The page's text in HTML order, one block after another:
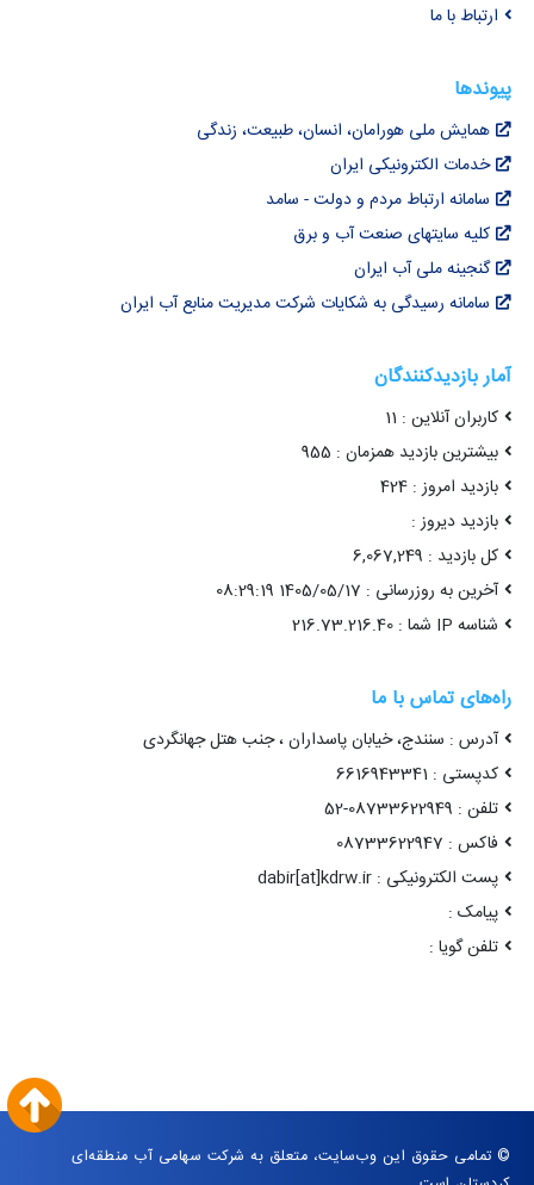
ارتباط با ما
پیوندها
همایش ملی هورامان، انسان، طبیعت، زندگی
خدمات الکترونیکی ایران
سامانه ارتباط مردم و دولت - سامد
کلیه سایتهای صنعت آب و برق
گنجینه ملی آب ایران
سامانه رسیدگی به شکایات شرکت مدیریت منابع آب ایران
آمار بازدیدکنندگان
کاربران آنلاین : 11
بیشترین بازدید همزمان : 955
بازدید امروز : 424
بازدید دیروز :
کل بازدید : 6,067,249
آخرین به روزرسانی : 1405/05/17 08:29:19
شناسه IP شما : 216.73.216.40
راه‌های تماس با ما
آدرس : سنندج، خیابان پاسداران ، جنب هتل جهانگردی
کدپستی : 6616943341
تلفن : 08733622949-52
فاکس : 08733622947
پست الکترونیکی : dabir[at]kdrw.ir
پیامک :
تلفن گویا :
© تمامی حقوق این وب‌سایت، متعلق به شرکت سهامی آب منطقه‌ای